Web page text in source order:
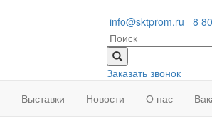
info@sktprom.ru
8
Заказать звонок
Выставки Новости О нас